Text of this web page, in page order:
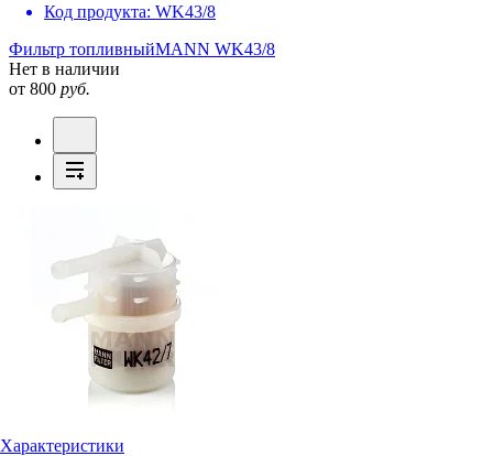
Код продукта: WK43/8
Фильтр топливныйMANN WK43/8
Нет в наличии
от 800 руб.
Характеристики